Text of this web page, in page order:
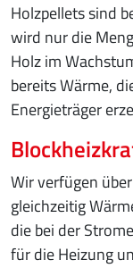
Holzpellets sind
wird nur die
Holz im
bereits Wärme,
Energieträger
Wir verfügen
gleichzeitig
die bei der
für die Heizung